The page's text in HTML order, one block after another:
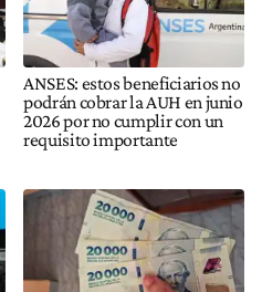
ANSES: estos beneficiarios no
podrán cobrar la AUH en junio
2026 por no cumplir con un
requisito importante